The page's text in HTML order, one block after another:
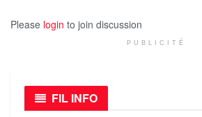
Please login to join discussion
PUBLICITÉ
FIL INFO